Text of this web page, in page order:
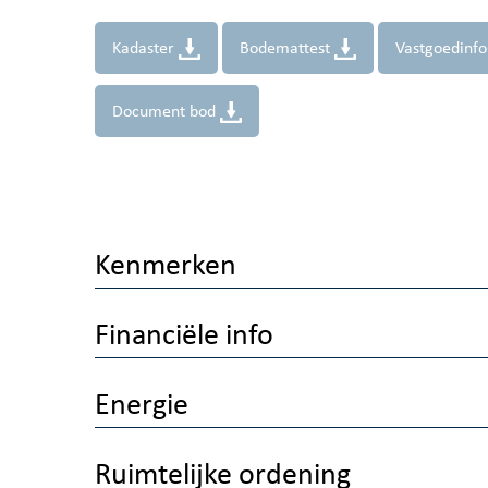
Kadaster Bodemattest Vastgoedinfo
Document bod
Kenmerken
Financiële info
Energie
Ruimtelijke ordening